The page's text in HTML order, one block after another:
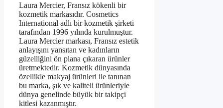
Laura Mercier, Fransız kökenli bir
kozmetik markasıdır. Cosmetics
International adlı bir kozmetik şirketi
tarafından 1996 yılında kurulmuştur.
Laura Mercier markası, Fransız estetik
anlayışını yansıtan ve kadınların
güzelliğini ön plana çıkaran ürünler
üretmektedir. Kozmetik dünyasında
özellikle makyaj ürünleri ile tanınan
bu marka, şık ve kaliteli ürünleriyle
dünya genelinde büyük bir takipçi
kitlesi kazanmıştır.